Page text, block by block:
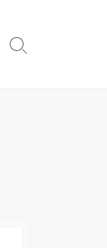
Search